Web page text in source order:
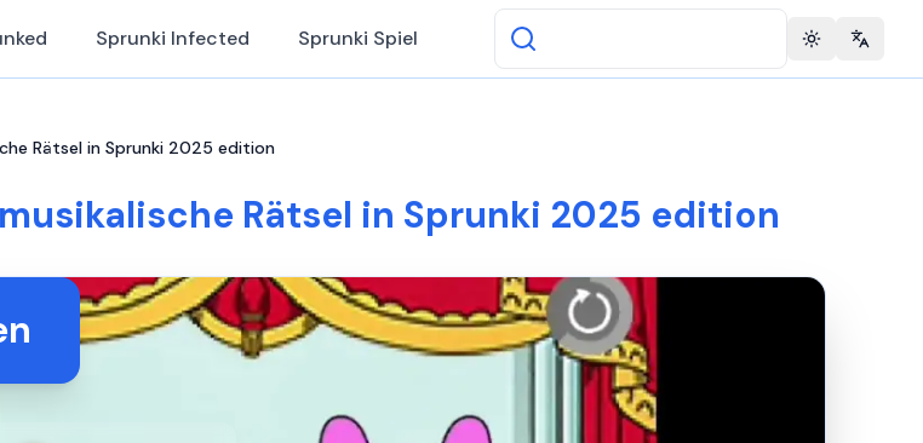
Sprunki Infected Sprunki Spiel Toggle theme
Rätsel in Sprunki 2025 edition
Rätsel in Sprunki 2025 edition